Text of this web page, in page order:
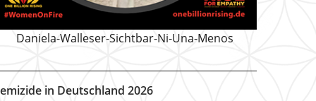
Daniela-Walleser-Sichtbar-Ni-Una-Menos
in Deutschland 2026